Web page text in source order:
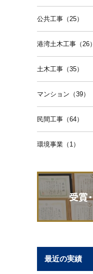
公共工事（25）
港湾土木工事（26）
土木工事（35）
マンション（39）
民間工事（64）
環境事業（1）
最近の実績